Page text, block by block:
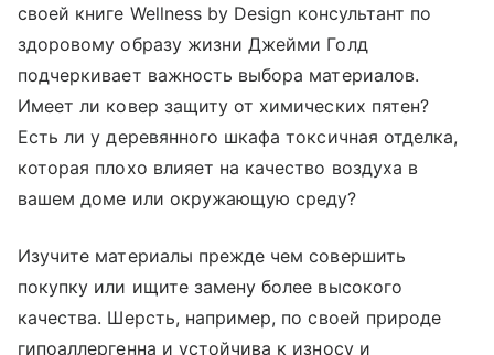
своей книге Wellness by Design консультант по
здоровому образу жизни Джейми Голд
подчеркивает важность выбора материалов.
Имеет ли ковер защиту от химических пятен?
Есть ли у деревянного шкафа токсичная отделка,
которая плохо влияет на качество воздуха в
вашем доме или окружающую среду?
Изучите материалы прежде чем совершить
покупку или ищите замену более высокого
качества. Шерсть, например, по своей природе
гипоаллергенна и устойчива к износу и